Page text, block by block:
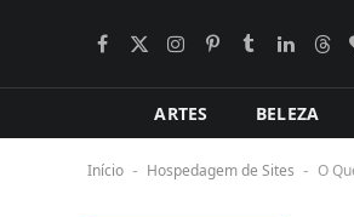
Facebook
X
Instagram
Pinterest
TumblrLinkedIn
ARTES BELEZA
Início - Hospedagem de Sites - O